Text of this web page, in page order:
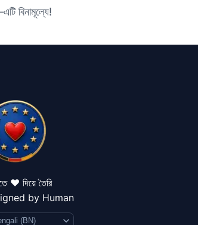
বিনামূল্যে!
❤️ দিয়ে তৈরি
by Human